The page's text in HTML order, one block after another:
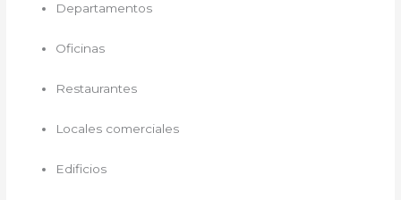
Departamentos
Oficinas
Restaurantes
Locales comerciales
Edificios